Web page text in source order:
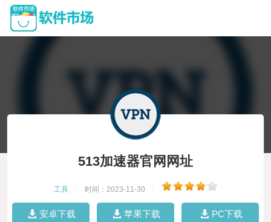
513加速器官网网址
工具 时间：2023-11-30
安卓下载 苹果下载 PC下载